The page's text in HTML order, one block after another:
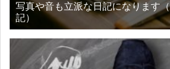
写真や音も立派な日記になります
記）